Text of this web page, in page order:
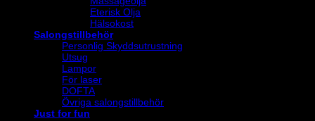
Eterisk Olja
Hälsokost
Salongstillbehör
Personlig Skyddsutrustning
Utsug
Lampor
För laser
DOFTA
Övriga salongstillbehör
Just for fun